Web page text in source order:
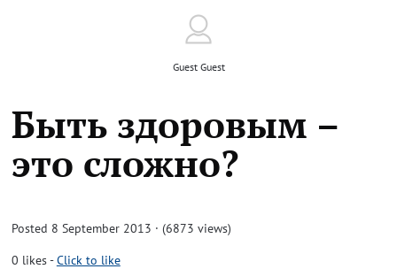
Guest Guest
Быть здоровым –
это сложно?
Posted 8 September 2013 · (6873 views)
0 likes-Click to like